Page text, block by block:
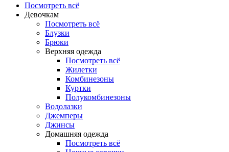
Посмотреть всё
Девочкам
Посмотреть всё
Блузки
Брюки
Верхняя одежда
Посмотреть всё
Жилетки
Комбинезоны
Куртки
Полукомбинезоны
Водолазки
Джемперы
Джинсы
Домашняя одежда
Посмотреть всё